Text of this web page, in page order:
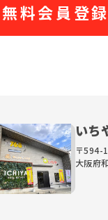
無料会員登録
いち
〒594-
大阪府